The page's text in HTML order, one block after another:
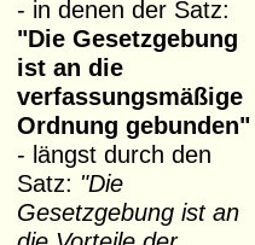
- in denen der Satz:
"Die Gesetzgebung
ist an die
verfassungsmäßige
Ordnung gebunden"
- längst durch den
Satz: "Die
Gesetzgebung ist an